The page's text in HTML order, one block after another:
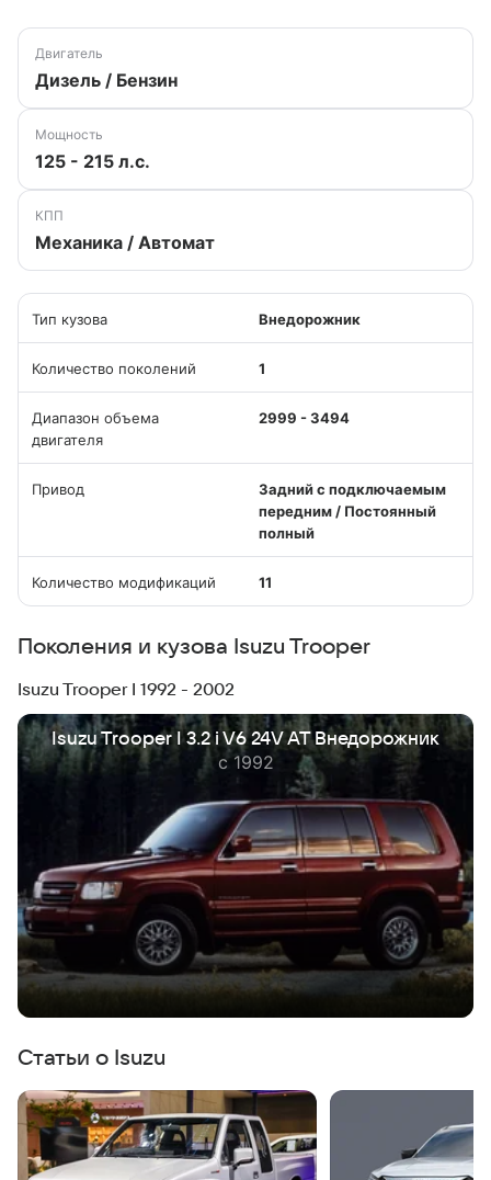
Двигатель
Дизель / Бензин
Мощность
125 - 215 л.с.
КПП
Механика / Автомат
Тип кузова Внедорожник
Количество поколений 1
Диапазон объема
двигателя
2999 - 3494
Привод
Задний с подключаемым
передним / Постоянный
полный
Количество модификаций 11
Поколения и кузова Isuzu Trooper
Isuzu Trooper I 1992 - 2002
Isuzu Trooper I 3.2 i V6 24V AT Внедорожник
с 1992
Статьи о Isuzu